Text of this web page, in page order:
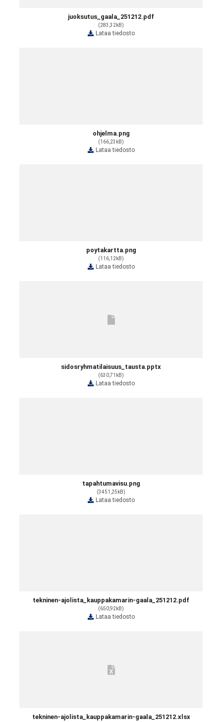
juoksutus_gaala_251212.pdf
(283,32kB)
Lataa tiedosto
ohjelma.png
(166,23kB)
Lataa tiedosto
poytakartta.png
(116,12kB)
Lataa tiedosto
sidosryhmatilaisuus_tausta.pptx
(630,71kB)
Lataa tiedosto
tapahtumavisu.png
(3451,25kB)
Lataa tiedosto
tekninen-ajolista_kauppakamarin-gaala_251212.pdf
(650,92kB)
Lataa tiedosto
tekninen-ajolista_kauppakamarin-gaala_251212.xlsx